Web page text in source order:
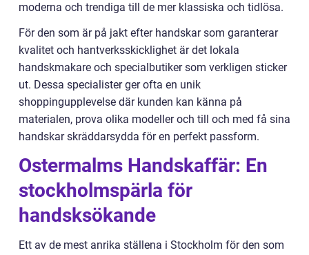
moderna och trendiga till de mer klassiska och tidlösa.
För den som är på jakt efter handskar som garanterar
kvalitet och hantverksskicklighet är det lokala
handskmakare och specialbutiker som verkligen sticker
ut. Dessa specialister ger ofta en unik
shoppingupplevelse där kunden kan känna på
materialen, prova olika modeller och till och med få sina
handskar skräddarsydda för en perfekt passform.
Ostermalms Handskaffär: En
stockholmspärla för
handsksökande
Ett av de mest anrika ställena i Stockholm för den som